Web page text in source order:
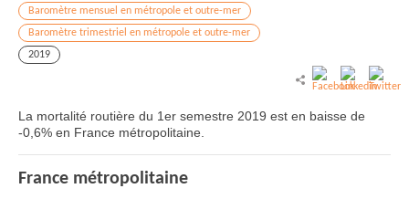
Baromètre mensuel en métropole et outre-mer
Baromètre trimestriel en métropole et outre-mer
2019
La mortalité routière du 1er semestre 2019 est en baisse de
-0,6% en France métropolitaine.
France métropolitaine